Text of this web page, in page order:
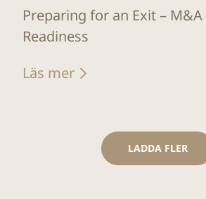
Preparing for an Exit – M&A
Readiness
Läs mer
LADDA FLER